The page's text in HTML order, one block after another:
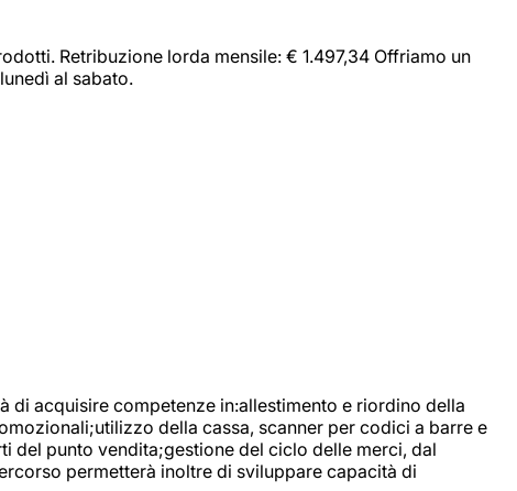
Retribuzione lorda mensile: € 1.497,34 Offriamo un
al sabato.
di acquisire competenze in:allestimento e riordino della
della cassa, scanner per codici a barre e
del punto vendita;gestione del ciclo delle merci, dal
permetterà inoltre di sviluppare capacità di